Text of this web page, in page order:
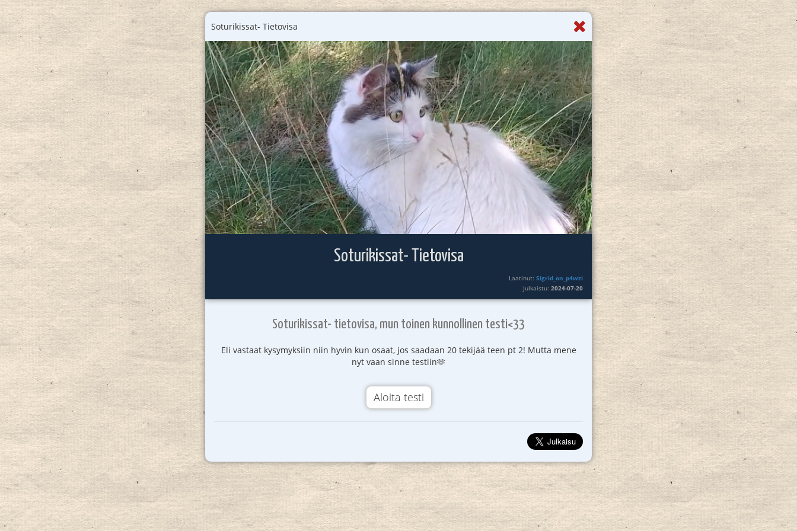
Soturikissat- Tietovisa
Soturikissat- Tietovisa
Laatinut:Sigrid_on_p4wzi
Julkaistu:2024-07-20
Soturikissat- tietovisa, mun toinen kunnollinen testi<33
Eli vastaat kysymyksiin niin hyvin kun osaat, jos saadaan 20 tekijää teen pt 2! Mutta mene
nyt vaan sinne testiin🫶
Aloita testi